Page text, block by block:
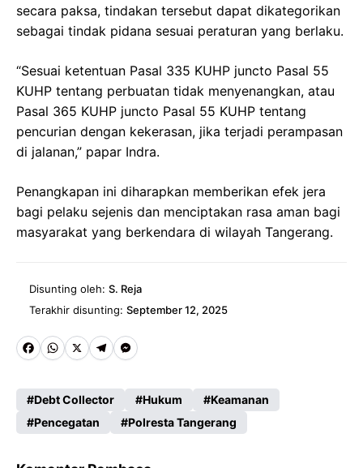
secara paksa, tindakan tersebut dapat dikategorikan
sebagai tindak pidana sesuai peraturan yang berlaku.
“Sesuai ketentuan Pasal 335 KUHP juncto Pasal 55
KUHP tentang perbuatan tidak menyenangkan, atau
Pasal 365 KUHP juncto Pasal 55 KUHP tentang
pencurian dengan kekerasan, jika terjadi perampasan
di jalanan,” papar Indra.
Penangkapan ini diharapkan memberikan efek jera
bagi pelaku sejenis dan menciptakan rasa aman bagi
masyarakat yang berkendara di wilayah Tangerang.
Disunting oleh: S. Reja
Terakhir disunting: September 12, 2025
Fa
b
o
W
ts
A
X
Te
gr
a
M
se
n
Debt Collector Hukum
Keamanan
Pencegatan
Polresta Tangerang